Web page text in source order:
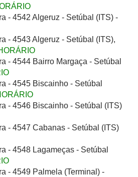
- 4542 Algeruz - Setúbal (ITS) -
- 4543 Algeruz - Setúbal (ITS),
- 4544 Bairro Margaça - Setúbal
- 4545 Biscainho - Setúbal
- 4546 Biscainho - Setúbal (ITS)
- 4547 Cabanas - Setúbal (ITS)
- 4548 Lagameças - Setúbal
- 4549 Palmela (Terminal) -